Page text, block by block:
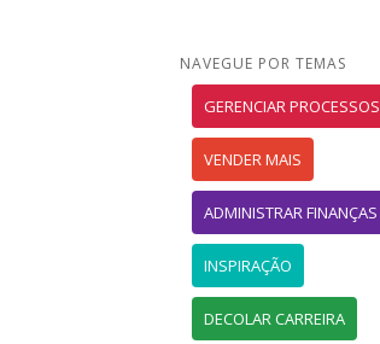
NAVEGUE POR TEMAS
GERENCIAR PROCESSOS
VENDER MAIS
ADMINISTRAR FINANÇAS
INSPIRAÇÃO
DECOLAR CARREIRA